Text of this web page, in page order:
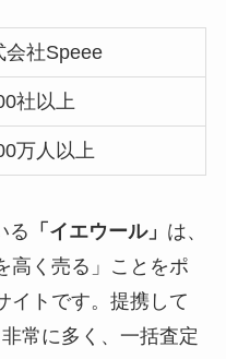
会社Speee
社以上
万人以上
る 「イエウール」 は、
高く売る」ことをポ
イトです。提携して
常に多く、一括査定